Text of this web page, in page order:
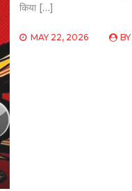
किया […]
MAY 22, 2026 BY